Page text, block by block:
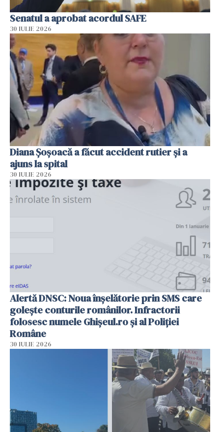
Senatul a aprobat acordul SAFE
30 IULIE 2026
Diana Șoșoacă a făcut accident rutier și a
ajuns la spital
30 IULIE 2026
Alertă DNSC: Noua înșelătorie prin SMS care
golește conturile românilor. Infractorii
folosesc numele Ghișeul.ro și al Poliției
Române
30 IULIE 2026